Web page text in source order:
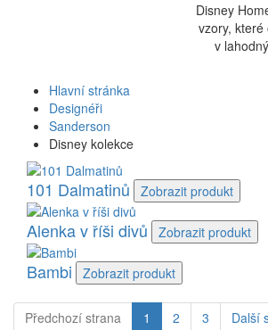
Disney
vzory,
v
Hlavní stránka
Designéři
Sanderson
Disney kolekce
101 Dalmatinů Zobrazit produkt
Alenka v říši divů Zobrazit produkt
Bambi Zobrazit produkt
Předchozí strana 1 2 3 Další